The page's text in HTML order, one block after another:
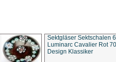
Sektgläser Sektschalen
Luminarc Cavalier Rot
Design Klassiker